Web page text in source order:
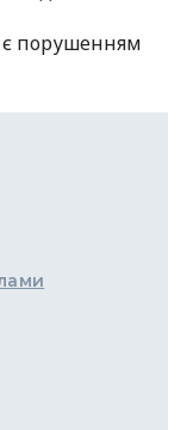
є порушенням